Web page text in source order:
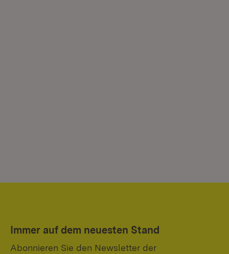
Immer auf dem neuesten Stand
Abonnieren Sie den Newsletter der